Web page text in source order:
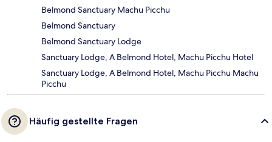
Belmond Sanctuary Machu Picchu
Belmond Sanctuary
Belmond Sanctuary Lodge
Sanctuary Lodge, A Belmond Hotel, Machu Picchu Hotel
Sanctuary Lodge, A Belmond Hotel, Machu Picchu Machu
Picchu
Häufig gestellte Fragen